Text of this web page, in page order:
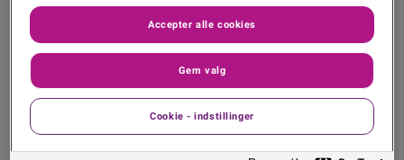
Kreditrapport – hvad er det, og hvad
indeholder den?
Kreditscore – hvad er det, og hvordan
Accepter alle cookies
Gem valg
Cookie - indstillinger